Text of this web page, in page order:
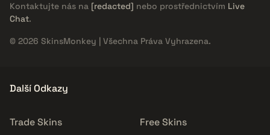
Kontaktujte nás na [redacted] nebo prostřednictvím Live
Chat.
© 2026 SkinsMonkey | Všechna Práva Vyhrazena.
Další Odkazy
Trade Skins
Free Skins